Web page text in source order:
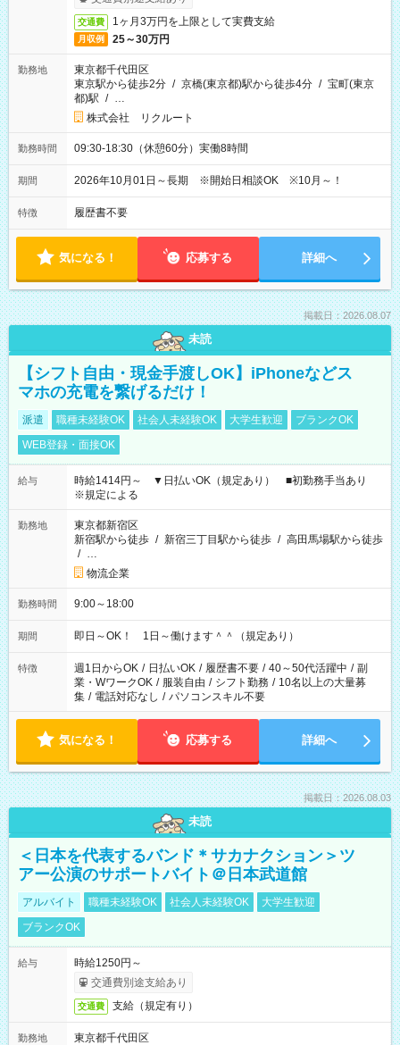
交通費 1ヶ月3万円を上限として実費支給
月収例 25～30万円
勤務地
東京都千代田区
東京駅から徒歩2分 / 京橋(東京都)駅から徒歩4分 / 宝町(東京
都)駅 / …
株式会社 リクルート
勤務時間 09:30-18:30（休憩60分）実働8時間
期間 2026年10月01日～長期 ※開始日相談OK ※10月～！
特徴 履歴書不要
気になる！ 応募する 詳細へ
掲載日：2026.08.07
未読
【シフト自由・現金手渡しOK】iPhoneなどス
マホの充電を繋げるだけ！
派遣 職種未経験OK 社会人未経験OK 大学生歓迎
ブランクOK
WEB登録・面接OK
給与
時給1414円～ ▼日払いOK（規定あり） ■初勤務手当あり
※規定による
勤務地
東京都新宿区
新宿駅から徒歩 / 新宿三丁目駅から徒歩 / 高田馬場駅から徒歩
/ …
物流企業
勤務時間 9:00～18:00
期間 即日～OK！ 1日～働けます＾＾（規定あり）
特徴 週1日からOK / 日払いOK / 履歴書不要 / 40～50代活躍中 / 副
業・WワークOK / 服装自由 / シフト勤務 / 10名以上の大量募
集 / 電話対応なし / パソコンスキル不要
気になる！ 応募する 詳細へ
掲載日：2026.08.03
未読
＜日本を代表するバンド＊サカナクション＞ツ
アー公演のサポートバイト＠日本武道館
アルバイト 職種未経験OK 社会人未経験OK
大学生歓迎
ブランクOK
給与
時給1250円～
交通費別途支給あり
交通費 支給（規定有り）
勤務地
東京都千代田区